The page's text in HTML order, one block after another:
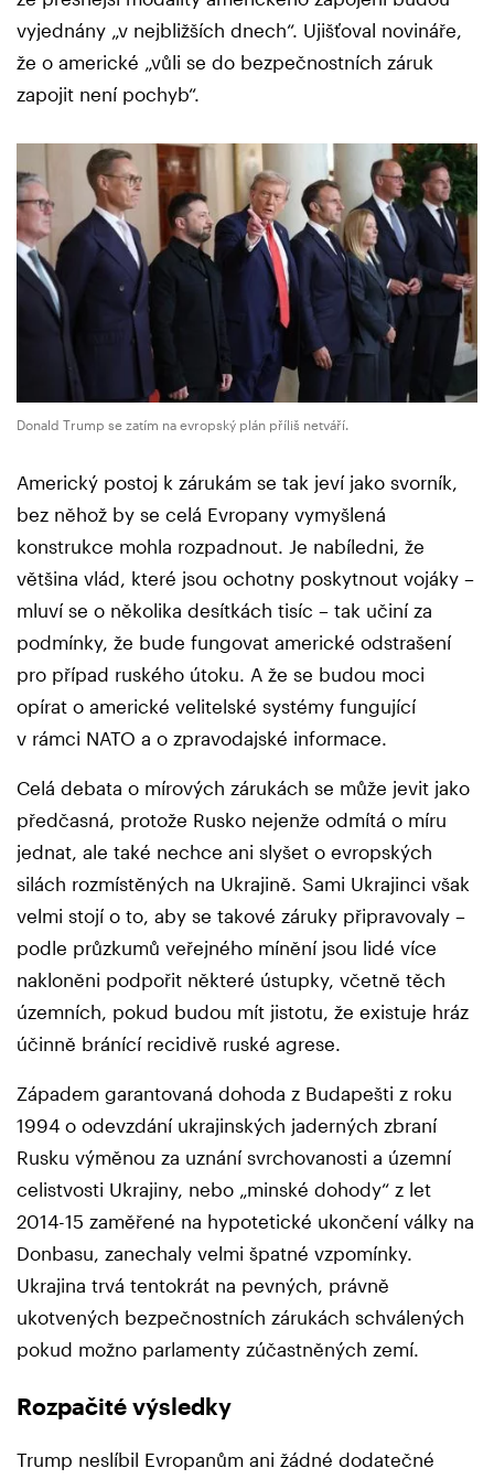
vyjednány „v nejbližších dnech“. Ujišťoval novináře,
že o americké „vůli se do bezpečnostních záruk
zapojit není pochyb“.
Donald Trump se zatím na evropský plán příliš netváří.
Americký postoj k zárukám se tak jeví jako svorník,
bez něhož by se celá Evropany vymyšlená
konstrukce mohla rozpadnout. Je nabíledni, že
většina vlád, které jsou ochotny poskytnout vojáky –
mluví se o několika desítkách tisíc – tak učiní za
podmínky, že bude fungovat americké odstrašení
pro případ ruského útoku. A že se budou moci
opírat o americké velitelské systémy fungující
v rámci NATO a o zpravodajské informace.
Celá debata o mírových zárukách se může jevit jako
předčasná, protože Rusko nejenže odmítá o míru
jednat, ale také nechce ani slyšet o evropských
silách rozmístěných na Ukrajině. Sami Ukrajinci však
velmi stojí o to, aby se takové záruky připravovaly –
podle průzkumů veřejného mínění jsou lidé více
nakloněni podpořit některé ústupky, včetně těch
územních, pokud budou mít jistotu, že existuje hráz
účinně bránící recidivě ruské agrese.
Západem garantovaná dohoda z Budapešti z roku
1994 o odevzdání ukrajinských jaderných zbraní
Rusku výměnou za uznání svrchovanosti a územní
celistvosti Ukrajiny, nebo „minské dohody“ z let
2014-15 zaměřené na hypotetické ukončení války na
Donbasu, zanechaly velmi špatné vzpomínky.
Ukrajina trvá tentokrát na pevných, právně
ukotvených bezpečnostních zárukách schválených
pokud možno parlamenty zúčastněných zemí.
Rozpačité výsledky
Trump neslíbil Evropanům ani žádné dodatečné